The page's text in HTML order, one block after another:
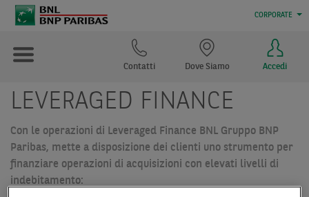
CORPORATE
Accedi
Dove Siamo
Contatti
LEVERAGED FINANCE
Con le operazioni di Leveraged Finance BNL Gruppo BNP
Paribas, mette a disposizione dei clienti uno strumento per
finanziare operazioni di acquisizioni con elevati livelli di
indebitamento: